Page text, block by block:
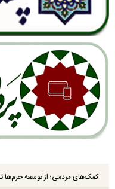
کمک‌های مردمی؛ از توسعه حرم‌ها